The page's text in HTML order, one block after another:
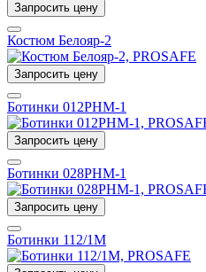
Запросить цену
Костюм Белояр-2
Запросить цену
Ботинки 012РНМ-1
Запросить цену
Ботинки 028РНМ-1
Запросить цену
Ботинки 112/1М